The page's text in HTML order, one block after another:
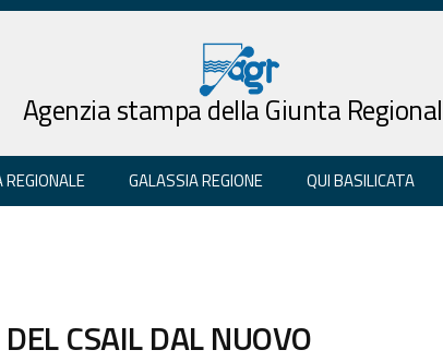
Agenzia stampa della Giunta
REGIONALE GALASSIA REGIONE QUI BASILICATA
CSAIL DAL NUOVO